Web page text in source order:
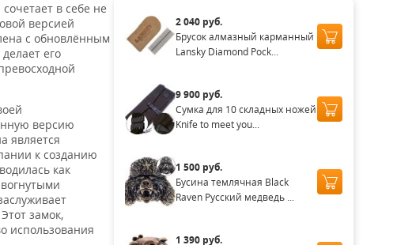
в себе не
версией
с обновлённым
его
версию
является
к созданию
как
замок,
использования
2 040 руб.
Брусок алмазный карманный
Lansky Diamond Pock...
9 900 руб.
Сумка для 10 складных ножей
Knife to meet you...
1 500 руб.
Бусина темлячная Black
Raven Русский медведь ...
1 390 руб.